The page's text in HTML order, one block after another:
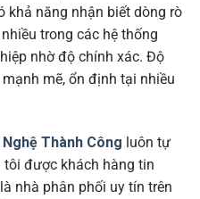
khả năng nhận biết dòng rò
trong các hệ thống
nhờ độ chính xác. Độ
mẽ, ổn định tại nhiều
Thành Công luôn tự
được khách hàng tin
nhà phân phối uy tín trên